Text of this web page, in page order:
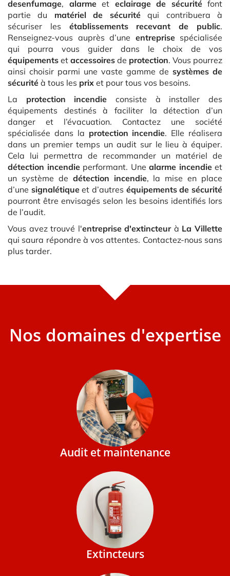
desenfumage, alarmeet eclairage de sécuritéfont
partie du matériel de sécuritéqui contribuera à
sécuriser les établissements recevant de public.
Renseignez-vous auprès d’une entreprisespécialisée
qui pourra vous guider dans le choix de vos
équipements et accessoires de protection. Vous pourrez
ainsi choisir parmi une vaste gamme de systèmes de
sécurité à tous les prix et pour tous vos besoins.
La protection incendie consiste à installer des
équipements destinés à faciliter la détection d’un
danger et l’évacuation. Contactez une société
spécialisée dans la protection incendie. Elle réalisera
dans un premier temps un audit sur le lieu à équiper.
Cela lui permettra de recommander un matériel de
détection incendie performant. Une alarme incendieet
un système de détection incendie, la mise en place
d’une signalétiqueet d’autres équipements de sécurité
pourront être envisagés selon les besoins identifiés lors
de l’audit.
Vous avez trouvé l'entreprise d'extincteurà La Villette
qui saura répondre à vos attentes. Contactez-nous sans
plus tarder.
Nos domaines d'expertise
Audit et maintenance
Extincteurs